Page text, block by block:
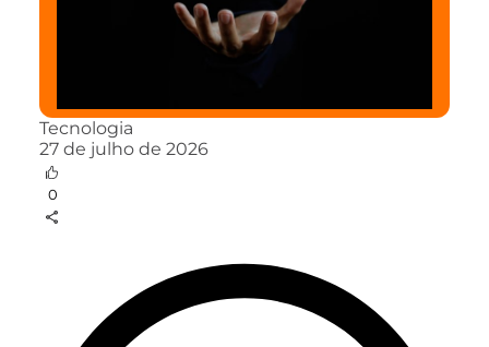
Tecnologia
27 de julho de 2026
0